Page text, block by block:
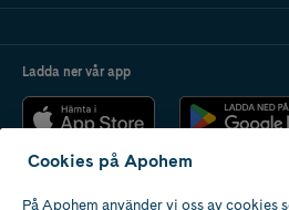
Ladda ner vår app
Cookies på Apohem
På Apohem använder vi oss av cookies